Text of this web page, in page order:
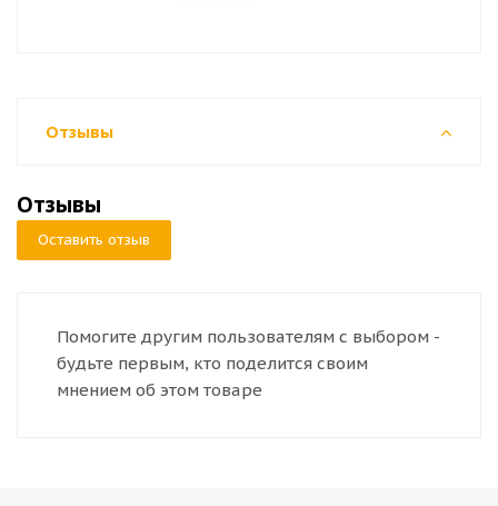
Отзывы
Отзывы
Оставить отзыв
Помогите другим пользователям с выбором -
будьте первым, кто поделится своим
мнением об этом товаре